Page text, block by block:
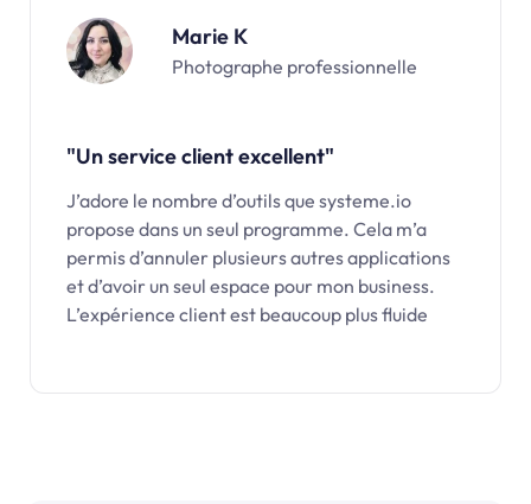
Marie K
Photographe professionnelle
"Un service client excellent"
J’adore le nombre d’outils que systeme.io
propose dans un seul programme. Cela m’a
permis d’annuler plusieurs autres applications
et d’avoir un seul espace pour mon business.
L’expérience client est beaucoup plus fluide